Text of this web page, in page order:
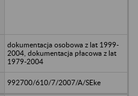
dokumentacja osobowa z lat 1999-
2004, dokumentacja płacowa z lat
1979-2004
992700/610/7/2007/A/SEke